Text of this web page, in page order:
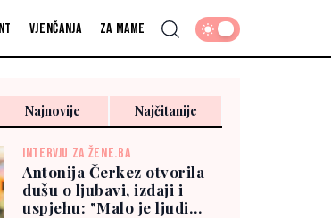
Vjenčanja Za mame
Najnovije Najčitanije
INTERVJU ZA ŽENE.BA
Antonija Čerkez otvorila
dušu o ljubavi, izdaji i
uspjehu: "Malo je ljudi